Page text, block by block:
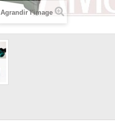
Agrandir l'image